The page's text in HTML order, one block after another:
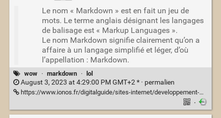
Le nom « Markdown » est en fait un jeu de
mots. Le terme anglais désignant les langages
de balisage est « Markup Languages ».
Le nom Markdown signifie clairement qu’on a
affaire à un langage simplifié et léger, d’où
l’appellation : Markdown.
wow · markdown · lol
August 3, 2023 at 4:29:00 PM GMT+2 * · permalien
https://www.ionos.fr/digitalguide/sites-internet/developpement-web/markdown/
·